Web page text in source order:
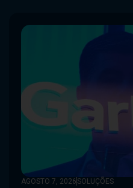
AGOSTO 7, 2026 SOLUÇÕES